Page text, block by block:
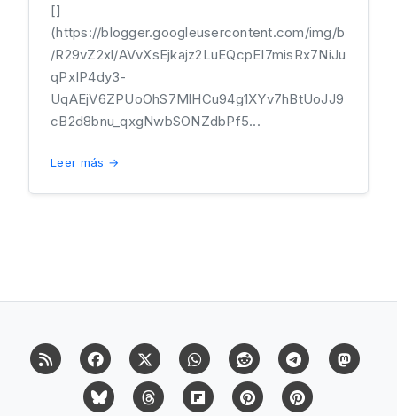
[]
(https://blogger.googleusercontent.com/img/b
/R29vZ2xl/AVvXsEjkajz2LuEQcpEI7misRx7NiJu
qPxIP4dy3-
UqAEjV6ZPUoOhS7MlHCu94g1XYv7hBtUoJJ9
cB2d8bnu_qxgNwbSONZdbPf5...
Leer más →
RSS FacebookX (Twitter)Whatsapp Reddit Telegram
Bluesky Threads Flipboard Pinterest